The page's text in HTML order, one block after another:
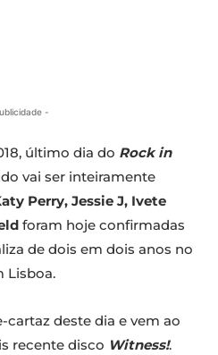
-
último dia do Rock in
vai ser inteiramente
Perry, Jessie J, Ivete
foram hoje confirmadas
de dois em dois anos no
Lisboa.
cartaz deste dia e vem ao
recente disco Witness!.